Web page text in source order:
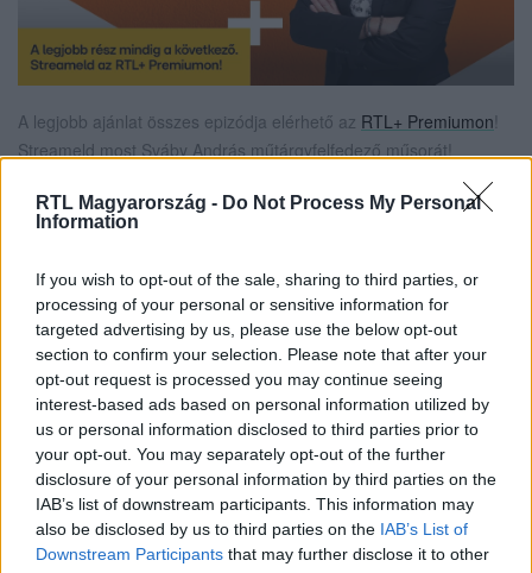
RTL Magyarország - Do Not Process My Personal
Information
If you wish to opt-out of the sale, sharing to third parties, or
processing of your personal or sensitive information for
targeted advertising by us, please use the below opt-out
section to confirm your selection. Please note that after your
opt-out request is processed you may continue seeing
interest-based ads based on personal information utilized by
us or personal information disclosed to third parties prior to
your opt-out. You may separately opt-out of the further
disclosure of your personal information by third parties on the
IAB’s list of downstream participants. This information may
also be disclosed by us to third parties on the IAB’s List of
Downstream Participants that may further disclose it to other
A legjobb ajánlat összes epizódja elérhető az RTL+ Premiumon
Streameld most Sváby András műtárgyfelfedező műsorát!
legyen a Google-találatokban!